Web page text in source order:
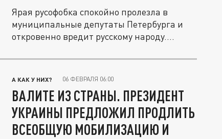
Ярая русофобка спокойно пролезла в
муниципальные депутаты Петербурга и
откровенно вредит русскому народу....
А КАК У НИХ? 06 ФЕВРАЛЯ 06:00
ВАЛИТЕ ИЗ СТРАНЫ. ПРЕЗИДЕНТ
УКРАИНЫ ПРЕДЛОЖИЛ ПРОДЛИТЬ
ВСЕОБЩУЮ МОБИЛИЗАЦИЮ И